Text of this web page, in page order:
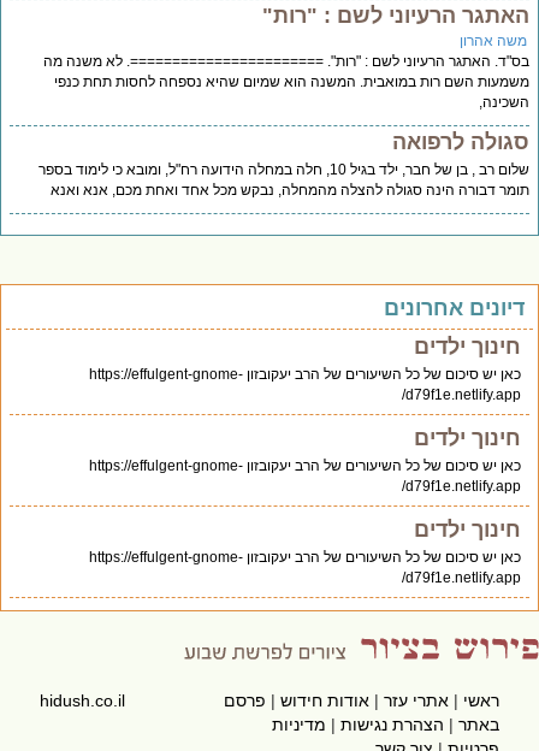
הרעיוני לשם : "רות"
אהרון
האתגר הרעיוני לשם : "רות". =======================. לא משנה מה
השם רות במואבית. המשנה הוא שמיום שהיא נספחה לחסות תחת כנפי
לרפואה
שלום רב , בן של חבר, ילד בגיל 10, חלה במחלה הידועה רח"ל, ומובא כי לימוד בספר
דבורה הינה סגולה להצלה מהמחלה, נבקש מכל אחד ואחת מכם, אנא ואנא
אחרונים
חינוך ילדים
כאן יש סיכום של כל השיעורים של הרב יעקובזון https://effulgent-gnome-
d79f1e.netlify.app/
חינוך ילדים
כאן יש סיכום של כל השיעורים של הרב יעקובזון https://effulgent-gnome-
d79f1e.netlify.app/
חינוך ילדים
כאן יש סיכום של כל השיעורים של הרב יעקובזון https://effulgent-gnome-
d79f1e.netlify.app/
ראשי|אתרי עזר|אודות חידוש|פרסם
באתר|הצהרת נגישות|מדיניות
hidush.co.il